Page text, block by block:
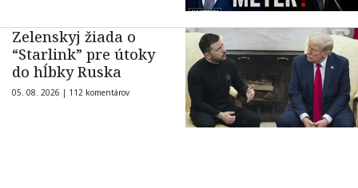
Zelenskyj žiada o
“Starlink” pre útoky
do hĺbky Ruska
05. 08. 2026 | 112 komentárov